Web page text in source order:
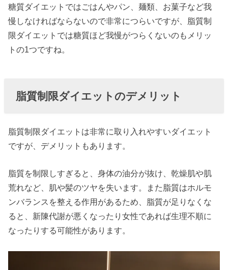
糖質ダイエットではごはんやパン、麺類、お菓子など我
慢しなければならないので非常につらいですが、脂質制
限ダイエットでは糖質ほど我慢がつらくないのもメリッ
トの1つですね。
脂質制限ダイエットのデメリット
脂質制限ダイエットは非常に取り入れやすいダイエット
ですが、デメリットもあります。
脂質を制限しすぎると、身体の油分が抜け、乾燥肌や肌
荒れなど、肌や髪のツヤを失います。また脂質はホルモ
ンバランスを整える作用があるため、脂質が足りなくな
ると、新陳代謝が悪くなったり女性であれば生理不順に
なったりする可能性があります。